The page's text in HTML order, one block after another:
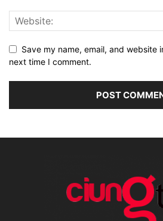
Save my name, email, and website
next time I comment.